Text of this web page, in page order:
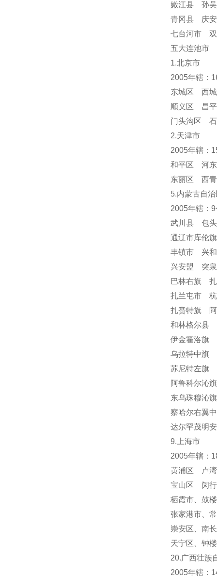
嫩江县 孙
青冈县 庆
七台河市
五大连池市
1.北京市
2005年辖：
东城区 西
顺义区 昌
门头沟区
2.天津市
2005年辖：
和平区 河
东丽区 西
5.内蒙古自治
2005年辖：
武川县 包
通辽市库
丰镇市 兴
兴安盟 突
巴林右旗
扎兰屯市
扎赉特旗
和林格尔县
伊金霍洛旗
乌拉特中旗
苏尼特左旗
阿鲁科尔沁
东乌珠穆沁
察哈尔右翼
达尔罕茂明
9.上海市
2005年辖：
黄浦区 卢
宝山区 闵
栖霞市、 鼓
张家港市、
崇安区、南
天宁区
钟
20.广西壮族
2005年辖：